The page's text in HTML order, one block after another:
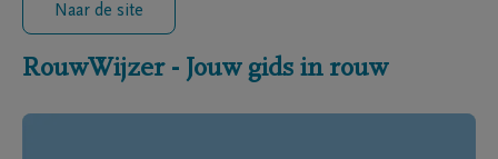
Naar de site
RouwWijzer - Jouw gids in rouw